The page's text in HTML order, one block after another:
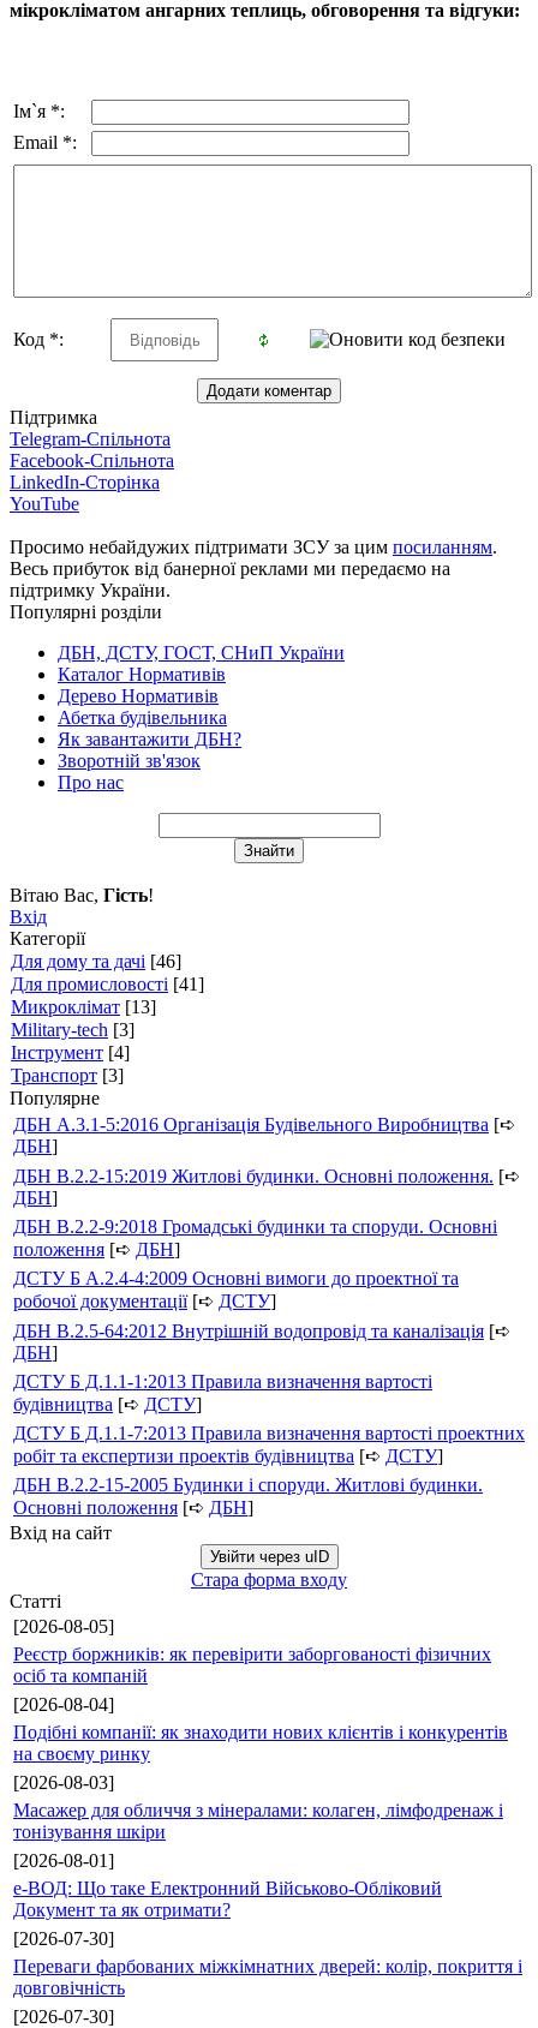
мікрокліматом ангарних теплиць, обговорення та відгуки:
Ім`я *:
Email *:
Код *:
Підтримка
Telegram-Спільнота
Facebook-Спільнота
LinkedIn-Сторінка
YouTube
Просимо небайдужих підтримати ЗСУ за цим посиланням.
Весь прибуток від банерної реклами ми передаємо на
підтримку України.
Популярні розділи
ДБН, ДСТУ, ГОСТ, СНиП України
Каталог Нормативів
Дерево Нормативів
Абетка будівельника
Як завантажити ДБН?
Зворотній зв'язок
Про нас
Вітаю Вас, Гість!
Вхід
Категорії
Для дому та дачі [46]
Для промисловості [41]
Микроклімат [13]
Military-tech [3]
Інструмент [4]
Транспорт [3]
Популярне
ДБН А.3.1-5:2016 Організація Будівельного Виробництва [➪
ДБН]
ДБН В.2.2-15:2019 Житлові будинки. Основні положення. [➪
ДБН]
ДБН В.2.2-9:2018 Громадські будинки та споруди. Основні
положення [➪ ДБН]
ДСТУ Б А.2.4-4:2009 Основні вимоги до проектної та
робочої документації[➪ ДСТУ]
ДБН В.2.5-64:2012 Внутрішній водопровід та каналізація [➪
ДБН]
ДСТУ Б Д.1.1-1:2013 Правила визначення вартості
будівництва [➪ ДСТУ]
ДСТУ Б Д.1.1-7:2013 Правила визначення вартості проектних
робіт та експертизи проектів будівництва [➪ ДСТУ]
ДБН В.2.2-15-2005 Будинки і споруди. Житлові будинки.
Основні положення [➪ ДБН]
Вхід на сайт
Увійти через uID
Стара форма входу
Статті
[2026-08-05]
Реєстр боржників: як перевірити заборгованості фізичних
осіб та компаній
[2026-08-04]
Подібні компанії: як знаходити нових клієнтів і конкурентів
на своєму ринку
[2026-08-03]
Масажер для обличчя з мінералами: колаген, лімфодренаж і
тонізування шкіри
[2026-08-01]
е-ВОД: Що таке Електронний Військово-Обліковий
Документ та як отримати?
[2026-07-30]
Переваги фарбованих міжкімнатних дверей: колір, покриття і
довговічність
[2026-07-30]